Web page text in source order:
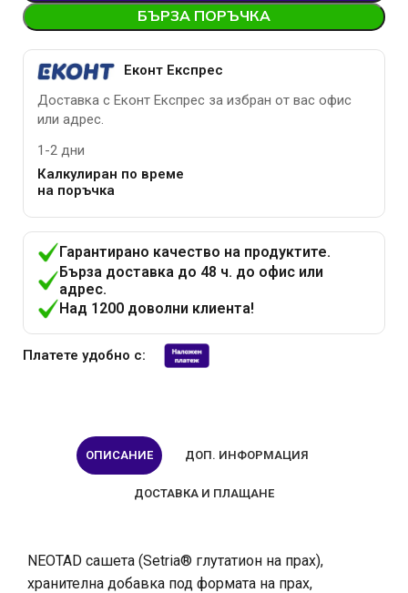
БЪРЗА ПОРЪЧКА
Еконт Експрес
Доставка с Еконт Експрес за избран от вас офис
или адрес.
1-2 дни
Калкулиран по време
на поръчка
Гарантирано качество на продуктите.
Бърза доставка до 48 ч. до офис или
адрес.
Над 1200 доволни клиента!
Платете удобно с:
ОПИСАНИЕ ДОП. ИНФОРМАЦИЯ
ДОСТАВКА И ПЛАЩАНЕ
NEOTAD сашета (Setria® глутатион на прах),
хранителна добавка под формата на прах,